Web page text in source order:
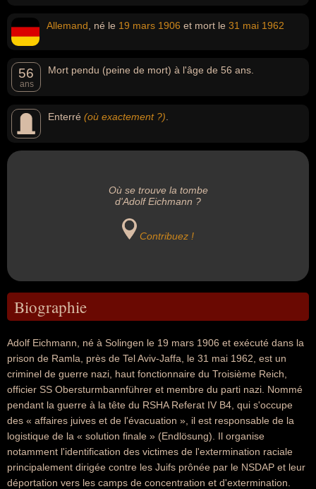
Allemand , né le 19 mars 1906 et mort le 31 mai 1962
56
ans
Mort pendu (peine de mort) à l'âge de 56 ans.
Enterré (où exactement ?)
Où se trouve la tombe
d'Adolf Eichmann ?
Contribuez !
Biographie
Adolf Eichmann, né à Solingen le 19 mars 1906 et exécuté dans la
prison de Ramla, près de Tel Aviv-Jaffa, le 31 mai 1962, est un
criminel de guerre nazi, haut fonctionnaire du Troisième Reich,
officier SS Obersturmbannführer et membre du parti nazi. Nommé
pendant la guerre à la tête du RSHA Referat IV B4, qui s'occupe
des « affaires juives et de l'évacuation », il est responsable de la
logistique de la « solution finale » (Endlösung). Il organise
notamment l'identification des victimes de l'extermination raciale
principalement dirigée contre les Juifs prônée par le NSDAP et leur
déportation vers les camps de concentration et d'extermination.